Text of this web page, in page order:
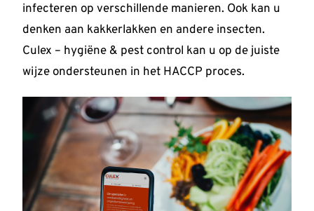
infecteren op verschillende manieren. Ook kan u
denken aan kakkerlakken en andere insecten.
Culex – hygiëne & pest control kan u op de juiste
wijze ondersteunen in het HACCP proces.